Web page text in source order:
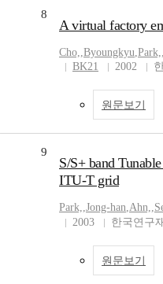
8
A virtual factory
Cho,,Byoungkyu,Park,
BK21
2002
원문보기
9
S/S+ band
ITU-T grid
Park,,Jong-han,Ahn,,
2003
한국연구
원문보기